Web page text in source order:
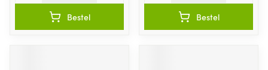
Bestel Bestel